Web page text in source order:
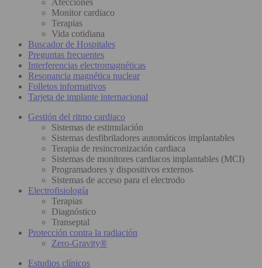
Monitor cardiaco
Terapias
Vida cotidiana
Buscador de Hospitales
Preguntas frecuentes
Interferencias electromagnéticas
Resonancia magnética nuclear
Folletos informativos
Tarjeta de implante internacional
Gestión del ritmo cardiaco
Sistemas de estimulación
Sistemas desfibriladores automáticos implantables
Terapia de resincronización cardiaca
Sistemas de monitores cardiacos implantables (MCI)
Programadores y dispositivos externos
Sistemas de acceso para el electrodo
Electrofisiología
Terapias
Diagnóstico
Transeptal
Protección contra la radiación
Zero-Gravity®
Estudios clínicos